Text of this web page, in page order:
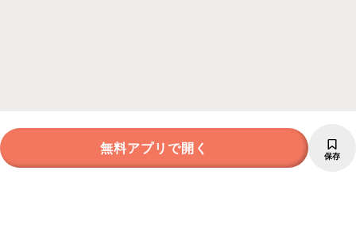
無料アプリで開く 保存